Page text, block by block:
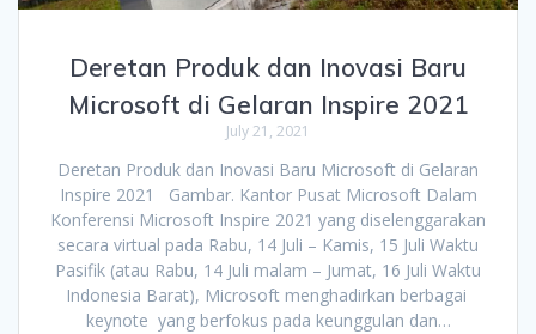
Deretan Produk dan Inovasi Baru
Microsoft di Gelaran Inspire 2021
July 21, 2021
Deretan Produk dan Inovasi Baru Microsoft di Gelaran
Inspire 2021 Gambar. Kantor Pusat Microsoft Dalam
Konferensi Microsoft Inspire 2021 yang diselenggarakan
secara virtual pada Rabu, 14 Juli – Kamis, 15 Juli Waktu
Pasifik (atau Rabu, 14 Juli malam – Jumat, 16 Juli Waktu
Indonesia Barat), Microsoft menghadirkan berbagai
keynote yang berfokus pada keunggulan dan…